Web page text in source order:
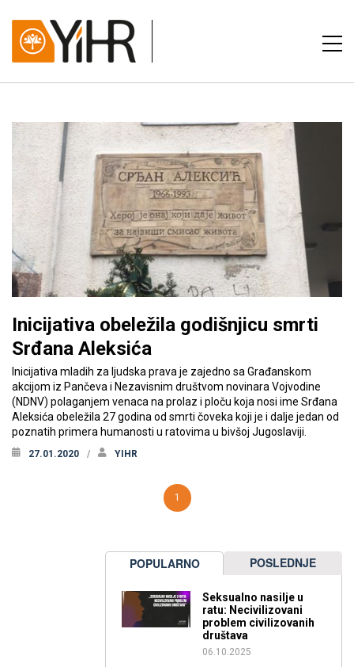
Inicijativa obeležila godišnjicu smrti
Srđana Aleksića
Inicijativa mladih za ljudska prava je zajedno sa Građanskom
akcijom iz Pančeva i Nezavisnim društvom novinara Vojvodine
(NDNV) polaganjem venaca na prolaz i ploču koja nosi ime Srđana
Aleksića obeležila 27 godina od smrti čoveka koji je i dalje jedan od
poznatih primera humanosti u ratovima u bivšoj Jugoslaviji.
27.01.2020 YIHR
1
POPULARNO POSLEDNJE
Seksualno nasilje u
ratu: Necivilizovani
problem civilizovanih
društava
06.10.2025